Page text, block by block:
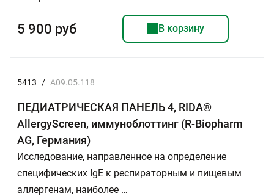
5 900 руб В корзину
5413 / A09.05.118
ПЕДИАТРИЧЕСКАЯ ПАНЕЛЬ 4, RIDA®
AllergyScreen, иммуноблоттинг (R-Biopharm
AG, Германия)
Исследование, направленное на определение
специфических IgE к респираторным и пищевым
аллергенам, наиболее …